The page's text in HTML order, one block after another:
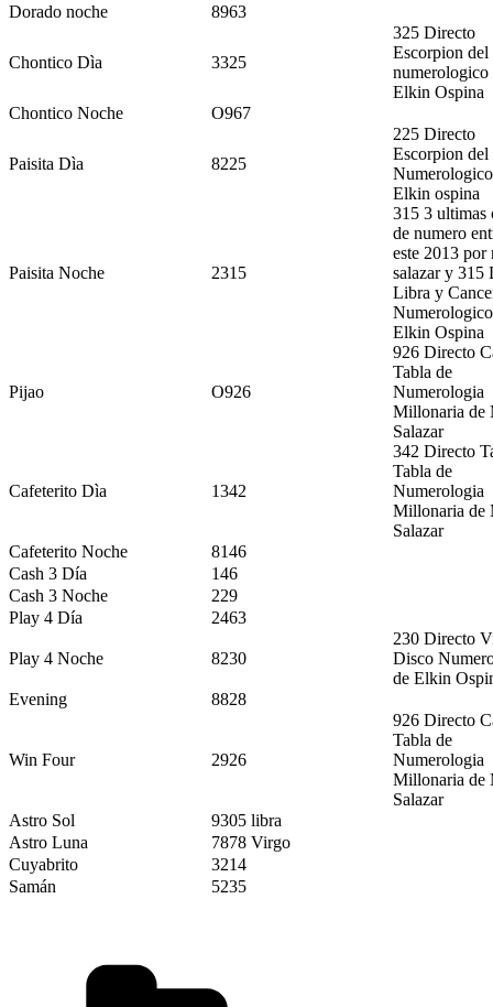
Dorado noche
8963
Chontico Dìa 3325
325 Directo
Escorpion del
numerologico
Elkin Ospina
Chontico Noche
O967
Paisita Dìa 8225
225 Directo
Escorpion
Elkin ospina
Paisita Noche 2315
315 3 ultimas
de numero
este 2013 por
salazar y 315
Libra y
Elkin Ospina
Pijao O926
926 Directo
Tabla de
Numerologia
Millonaria de
Salazar
Cafeterito Dìa 1342
342 Directo
Tabla de
Numerologia
Millonaria de
Salazar
Cafeterito Noche
8146
Cash 3 Día
146
Cash 3 Noche
229
Play 4 Día
2463
Play 4 Noche 8230
230 Directo
Disco
de Elkin
Evening
8828
Win Four 2926
926 Directo
Tabla de
Numerologia
Millonaria de
Salazar
Astro Sol
9305 libra
Astro Luna
7878 Virgo
Cuyabrito
3214
Samán
5235